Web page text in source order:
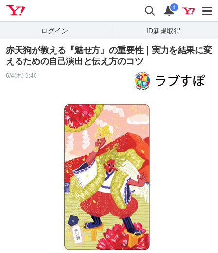
検索 通知
i
ログイン ID新規取得
赤天狗が教える『魅せ方』の重要性｜実力を結果に変
えるための自己演出と伝え方のコツ
6/4(木) 9:40